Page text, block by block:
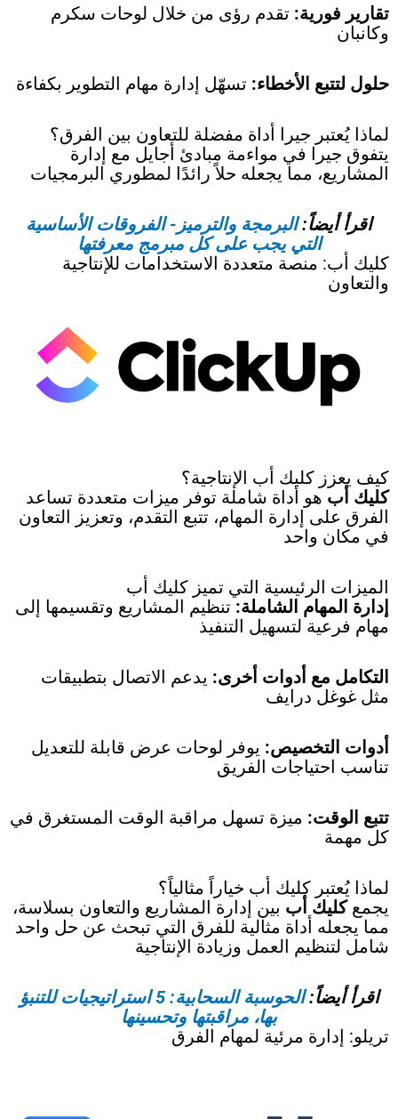
تقارير فورية: تقدم رؤى من خلال لوحات سكرم
وكانبان
حلول لتتبع الأخطاء: تسهّل إدارة مهام التطوير بكفاءة
لماذا يُعتبر جيرا أداة مفضلة للتعاون بين الفرق؟
يتفوق جيرا في مواءمة مبادئ أجايل مع إدارة
المشاريع، مما يجعله حلاً رائدًا لمطوري البرمجيات
اقرأ أيضاً:البرمجة والترميز- الفروقات الأساسية
التي يجب على كل مبرمج معرفتها
كليك أب: منصة متعددة الاستخدامات للإنتاجية
والتعاون
كيف يعزز كليك أب الإنتاجية؟
كليك أب هو أداة شاملة توفر ميزات متعددة تساعد
الفرق على إدارة المهام، تتبع التقدم، وتعزيز التعاون
في مكان واحد
الميزات الرئيسية التي تميز كليك أب
إدارة المهام الشاملة: تنظيم المشاريع وتقسيمها إلى
مهام فرعية لتسهيل التنفيذ
التكامل مع أدوات أخرى: يدعم الاتصال بتطبيقات
مثل غوغل درايف
أدوات التخصيص: يوفر لوحات عرض قابلة للتعديل
تناسب احتياجات الفريق
تتبع الوقت: ميزة تسهل مراقبة الوقت المستغرق في
كل مهمة
لماذا يُعتبر كليك أب خياراً مثالياً؟
يجمعكليك أب بين إدارة المشاريع والتعاون بسلاسة،
مما يجعله أداة مثالية للفرق التي تبحث عن حل واحد
شامل لتنظيم العمل وزيادة الإنتاجية
اقرأ أيضاً:
الحوسبة السحابية: 5 استراتيجيات للتنبؤ
بها، مراقبتها وتحسينها
تريلو: إدارة مرئية لمهام الفرق